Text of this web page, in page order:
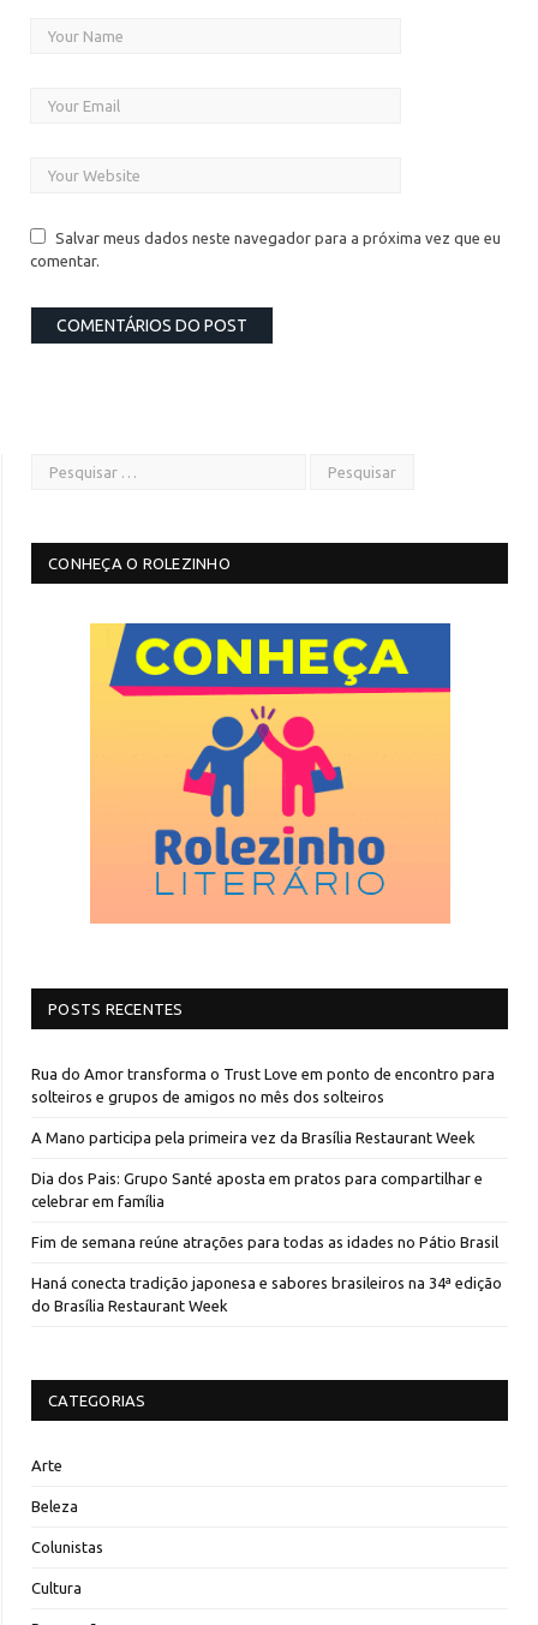
Salvar meus dados neste navegador para a próxima vez que eu
comentar.
CONHEÇA O ROLEZINHO
POSTS RECENTES
Rua do Amor transforma o Trust Love em ponto de encontro para
solteiros e grupos de amigos no mês dos solteiros
A Mano participa pela primeira vez da Brasília Restaurant Week
Dia dos Pais: Grupo Santé aposta em pratos para compartilhar e
celebrar em família
Fim de semana reúne atrações para todas as idades no Pátio Brasil
Haná conecta tradição japonesa e sabores brasileiros na 34ª edição
do Brasília Restaurant Week
CATEGORIAS
Arte
Beleza
Colunistas
Cultura